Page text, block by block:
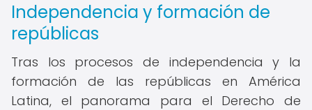
Independencia y formación de
repúblicas
Tras los procesos de independencia y la
formación de las repúblicas en América
Latina, el panorama para el Derecho de